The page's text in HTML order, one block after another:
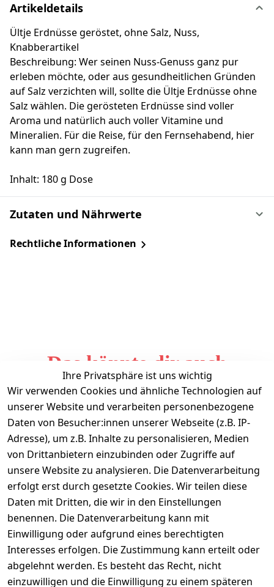
Artikeldetails
Ültje Erdnüsse geröstet, ohne Salz, Nuss,
Knabberartikel
Beschreibung: Wer seinen Nuss-Genuss ganz pur
erleben möchte, oder aus gesundheitlichen Gründen
auf Salz verzichten will, sollte die Ültje Erdnüsse ohne
Salz wählen. Die gerösteten Erdnüsse sind voller
Aroma und natürlich auch voller Vitamine und
Mineralien. Für die Reise, für den Fernsehabend, hier
kann man gern zugreifen.
Inhalt: 180 g Dose
Zutaten und Nährwerte
Rechtliche Informationen
Das könnte dir auch
gefallen
Ihre Privatsphäre ist uns wichtig
Wir verwenden Cookies und ähnliche Technologien auf
unserer Website und verarbeiten personenbezogene
Daten von Besucher:innen unserer Webseite (z.B. IP-
Adresse), um z.B. Inhalte zu personalisieren, Medien
von Drittanbietern einzubinden oder Zugriffe auf
unsere Website zu analysieren. Die Datenverarbeitung
erfolgt erst durch gesetzte Cookies. Wir teilen diese
Daten mit Dritten, die wir in den Einstellungen
benennen. Die Datenverarbeitung kann mit
Einwilligung oder aufgrund eines berechtigten
Interesses erfolgen. Die Zustimmung kann erteilt oder
abgelehnt werden. Es besteht das Recht, nicht
einzuwilligen und die Einwilligung zu einem späteren
Informationen
Mein Konto
Vertrag widerrufen